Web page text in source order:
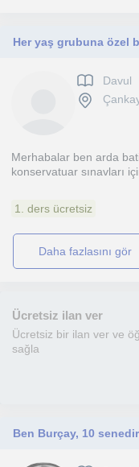
Davul
Merhabalar ben arda
konservatuar sınavları
1. ders ücretsiz
daha fazlasını gör
Ücretsiz ilan ver
Ücretsiz bir ilan ver ve
sağla